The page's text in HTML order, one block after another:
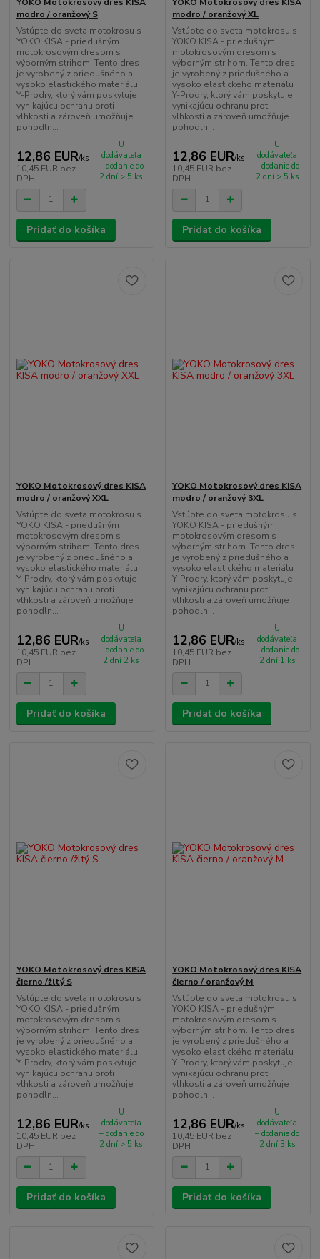
YOKO Motokrosový dres KISA
modro / oranžový S
Vstúpte do sveta motokrosu s
YOKO KISA - priedušným
motokrosovým dresom s
výborným strihom. Tento dres
je vyrobený z priedušného a
vysoko elastického materiálu
Y-Prodry, ktorý vám poskytuje
vynikajúcu ochranu proti
vlhkosti a zároveň umožňuje
pohodln...
12,86 EUR/ks
10,45 EUR bez
DPH
U
dodávateľa
– dodanie do
2 dní > 5 ks
Pridať do košíka
YOKO Motokrosový dres KISA
modro / oranžový XL
Vstúpte do sveta motokrosu s
YOKO KISA - priedušným
motokrosovým dresom s
výborným strihom. Tento dres
je vyrobený z priedušného a
vysoko elastického materiálu
Y-Prodry, ktorý vám poskytuje
vynikajúcu ochranu proti
vlhkosti a zároveň umožňuje
pohodln...
12,86 EUR/ks
10,45 EUR bez
DPH
U
dodávateľa
– dodanie do
2 dní > 5 ks
Pridať do košíka
YOKO Motokrosový dres KISA
modro / oranžový XXL
Vstúpte do sveta motokrosu s
YOKO KISA - priedušným
motokrosovým dresom s
výborným strihom. Tento dres
je vyrobený z priedušného a
vysoko elastického materiálu
Y-Prodry, ktorý vám poskytuje
vynikajúcu ochranu proti
vlhkosti a zároveň umožňuje
pohodln...
12,86 EUR/ks
10,45 EUR bez
DPH
U
dodávateľa
– dodanie do
2 dní 2 ks
Pridať do košíka
YOKO Motokrosový dres KISA
modro / oranžový 3XL
Vstúpte do sveta motokrosu s
YOKO KISA - priedušným
motokrosovým dresom s
výborným strihom. Tento dres
je vyrobený z priedušného a
vysoko elastického materiálu
Y-Prodry, ktorý vám poskytuje
vynikajúcu ochranu proti
vlhkosti a zároveň umožňuje
pohodln...
12,86 EUR/ks
10,45 EUR bez
DPH
U
dodávateľa
– dodanie do
2 dní 1 ks
Pridať do košíka
YOKO Motokrosový dres KISA
čierno /žltý S
Vstúpte do sveta motokrosu s
YOKO KISA - priedušným
motokrosovým dresom s
výborným strihom. Tento dres
je vyrobený z priedušného a
vysoko elastického materiálu
Y-Prodry, ktorý vám poskytuje
vynikajúcu ochranu proti
vlhkosti a zároveň umožňuje
pohodln...
12,86 EUR/ks
10,45 EUR bez
DPH
U
dodávateľa
– dodanie do
2 dní > 5 ks
Pridať do košíka
YOKO Motokrosový dres KISA
čierno / oranžový M
Vstúpte do sveta motokrosu s
YOKO KISA - priedušným
motokrosovým dresom s
výborným strihom. Tento dres
je vyrobený z priedušného a
vysoko elastického materiálu
Y-Prodry, ktorý vám poskytuje
vynikajúcu ochranu proti
vlhkosti a zároveň umožňuje
pohodln...
12,86 EUR/ks
10,45 EUR bez
DPH
U
dodávateľa
– dodanie do
2 dní 3 ks
Pridať do košíka